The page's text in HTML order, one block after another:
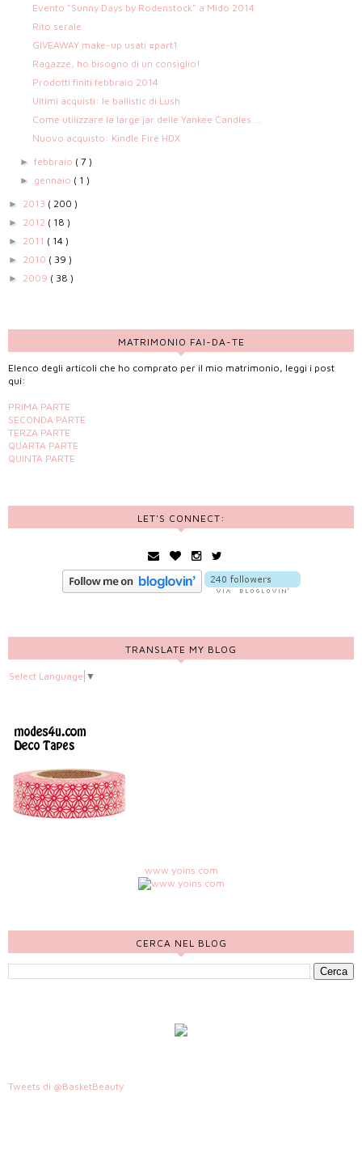
Evento "Sunny Days by Rodenstock" a Mido 2014
Rito serale
GIVEAWAY make-up usati #part1
Ragazze, ho bisogno di un consiglio!
Prodotti finiti febbraio 2014
Ultimi acquisti: le ballistic di Lush
Come utilizzare la large jar delle Yankee Candles ...
Nuovo acquisto: Kindle Fire HDX
►febbraio ( 7 )
► gennaio ( 1 )
► 2013 ( 200 )
► 2012 ( 18 )
► 2011 ( 14 )
► 2010 ( 39 )
► 2009 ( 38 )
MATRIMONIO FAI-DA-TE
Elenco degli articoli che ho comprato per il mio matrimonio, leggi i post
qui:
PRIMA PARTE
SECONDA PARTE
TERZA PARTE
QUARTA PARTE
QUINTA PARTE
LET'S CONNECT:
TRANSLATE MY BLOG
Select Language ▼
www.yoins.com
CERCA NEL BLOG
Tweets di @BasketBeauty